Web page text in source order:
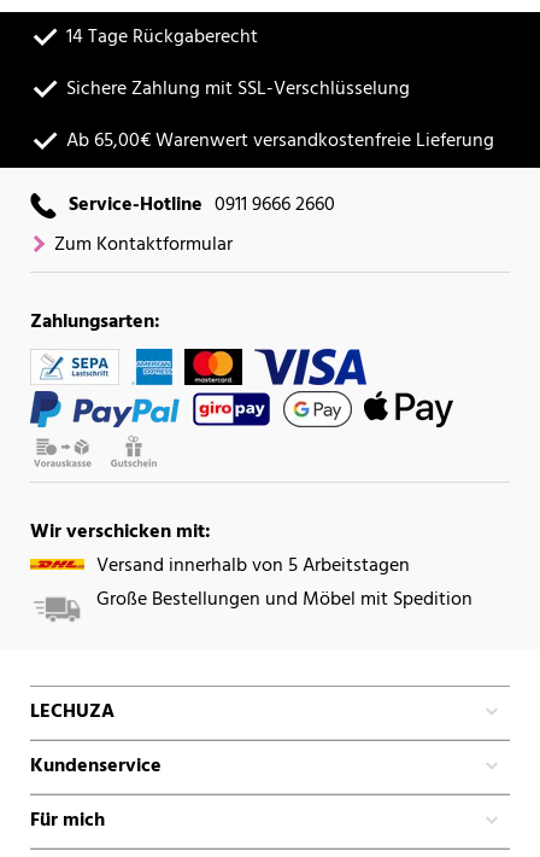
14 Tage Rückgaberecht
Sichere Zahlung mit SSL-Verschlüsselung
Ab 65,00€ Warenwert versandkostenfreie Lieferung
Service-Hotline 0911 9666 2660
Zum Kontaktformular
Zahlungsarten:
Wir verschicken mit:
Versand innerhalb von 5 Arbeitstagen
Große Bestellungen und Möbel mit Spedition
LECHUZA
Kundenservice
Für mich